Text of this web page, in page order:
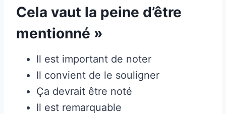
Cela vaut la peine d’être
mentionné »
Il est important de noter
Il convient de le souligner
Ça devrait être noté
Il est remarquable